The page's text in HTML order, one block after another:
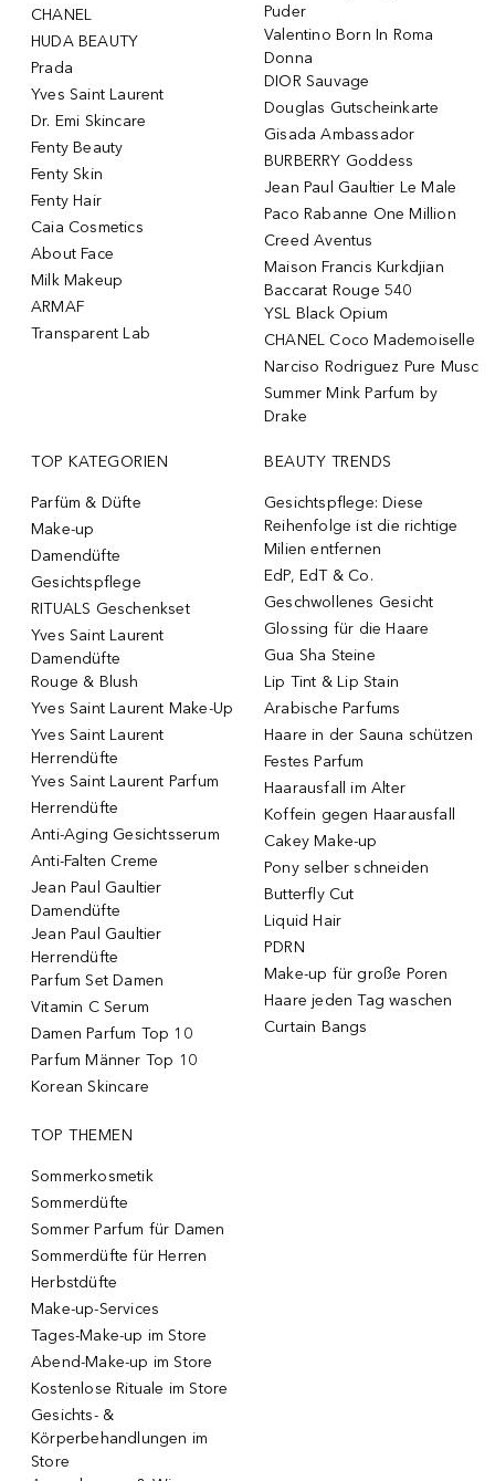
CHANEL
HUDA BEAUTY
Prada
Yves Saint Laurent
Dr. Emi Skincare
Fenty Beauty
Fenty Skin
Fenty Hair
Caia Cosmetics
About Face
Milk Makeup
ARMAF
Transparent Lab
Puder
Valentino Born In Roma
Donna
DIOR Sauvage
Douglas Gutscheinkarte
Gisada Ambassador
BURBERRY Goddess
Jean Paul Gaultier Le Male
Paco Rabanne One Million
Creed Aventus
Maison Francis Kurkdjian
Baccarat Rouge 540
YSL Black Opium
CHANEL Coco Mademoiselle
Narciso Rodriguez Pure Musc
Summer Mink Parfum by
Drake
TOP KATEGORIEN
Parfüm & Düfte
Make-up
Damendüfte
Gesichtspflege
RITUALS Geschenkset
Yves Saint Laurent
Damendüfte
Rouge & Blush
Yves Saint Laurent Make-Up
Yves Saint Laurent
Herrendüfte
Yves Saint Laurent Parfum
Herrendüfte
Anti-Aging Gesichtsserum
Anti-Falten Creme
Jean Paul Gaultier
Damendüfte
Jean Paul Gaultier
Herrendüfte
Parfum Set Damen
Vitamin C Serum
Damen Parfum Top 10
Parfum Männer Top 10
Korean Skincare
BEAUTY TRENDS
Gesichtspflege: Diese
Reihenfolge ist die richtige
Milien entfernen
EdP, EdT & Co.
Geschwollenes Gesicht
Glossing für die Haare
Gua Sha Steine
Lip Tint & Lip Stain
Arabische Parfums
Haare in der Sauna schützen
Festes Parfum
Haarausfall im Alter
Koffein gegen Haarausfall
Cakey Make-up
Pony selber schneiden
Butterfly Cut
Liquid Hair
PDRN
Make-up für große Poren
Haare jeden Tag waschen
Curtain Bangs
TOP THEMEN
Sommerkosmetik
Sommerdüfte
Sommer Parfum für Damen
Sommerdüfte für Herren
Herbstdüfte
Make-up-Services
Tages-Make-up im Store
Abend-Make-up im Store
Kostenlose Rituale im Store
Gesichts- &
Körperbehandlungen im
Store